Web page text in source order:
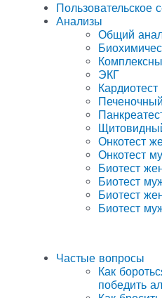
Пользовательское
Анализы
Общий
ЭКГ
Кардиотест
Онкотест
Онкотест
Биотест
Биотест
Биотест
Биотест
Частые вопросы
Как
победить